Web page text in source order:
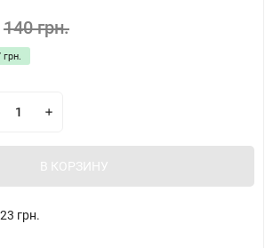
140 грн.
грн.
В КОРЗИНУ
грн.